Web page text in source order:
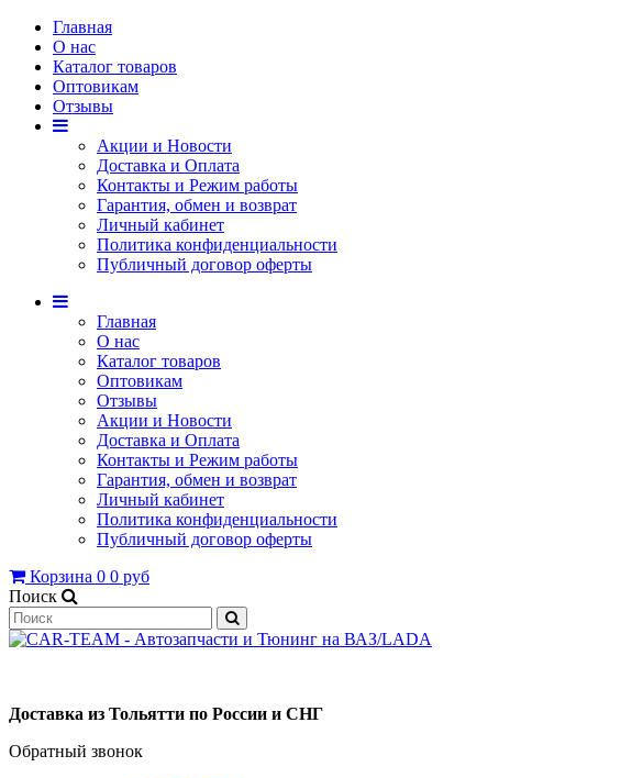
Главная
О нас
Каталог товаров
Оптовикам
Отзывы
Акции и Новости
Доставка и Оплата
Контакты и Режим работы
Гарантия, обмен и возврат
Личный кабинет
Политика конфиденциальности
Публичный договор оферты
Главная
О нас
Каталог товаров
Оптовикам
Отзывы
Акции и Новости
Доставка и Оплата
Контакты и Режим работы
Гарантия, обмен и возврат
Личный кабинет
Политика конфиденциальности
Публичный договор оферты
Корзина 0 0 руб
Поиск
Доставка из Тольятти по России и СНГ
Обратный звонок